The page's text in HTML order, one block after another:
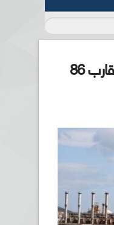
نفط: أسعار خام برنت تقارب 86